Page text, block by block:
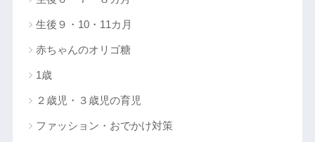
生後９・10・11カ月
赤ちゃんのオリゴ糖
1歳
２歳児・３歳児の育児
ファッション・おでかけ対策